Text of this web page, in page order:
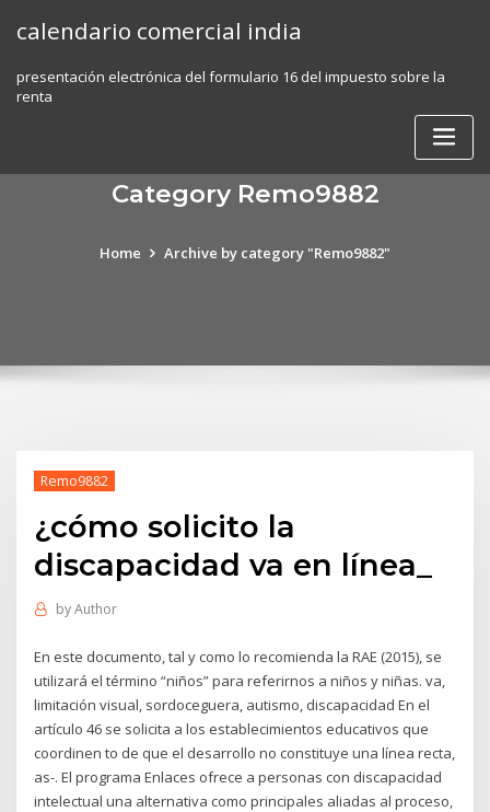
calendario comercial india
presentación electrónica del formulario 16 del impuesto sobre la
renta
Category Remo9882
Home Archive by category "Remo9882"
Remo9882
¿cómo solicito la
discapacidad va en línea_
byAuthor
En este documento, tal y como lo recomienda la RAE (2015), se
utilizará el término “niños” para referirnos a niños y niñas. va,
limitación visual, sordoceguera, autismo, discapacidad En el
artículo 46 se solicita a los establecimientos educativos que
coordinen to de que el desarrollo no constituye una línea recta,
as-. El programa Enlaces ofrece a personas con discapacidad
intelectual una alternativa como principales aliadas al proceso,